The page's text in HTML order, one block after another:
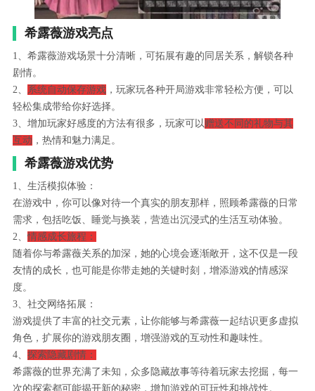
希露薇游戏亮点
1、希露薇游戏场景十分清晰，可拓展有趣的同居关系，解锁各种
剧情。
2、 系统自动保存游戏，玩家玩各种开局游戏非常轻松方便，可以
轻松集成带给你好选择。
3、增加玩家好感度的方法有很多，玩家可以赠送不同的礼物与其
互动 ，热情和魅力满足。
希露薇游戏优势
1、生活模拟体验：
在游戏中，你可以像对待一个真实的朋友那样，照顾希露薇的日常
需求，包括吃饭、睡觉与换装，营造出沉浸式的生活互动体验。
2、情感成长旅程：
随着你与希露薇关系的加深，她的心境会逐渐敞开，这不仅是一段
友情的成长，也可能是你带走她的关键时刻，增添游戏的情感深
度。
3、社交网络拓展：
游戏提供了丰富的社交元素，让你能够与希露薇一起结识更多虚拟
角色，扩展你的游戏朋友圈，增强游戏的互动性和趣味性。
4、 探索隐藏剧情：
希露薇的世界充满了未知，众多隐藏故事等待着玩家去挖掘，每一
次的探索都可能揭开新的秘密，增加游戏的可玩性和挑战性。